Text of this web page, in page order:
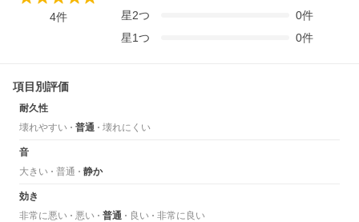
4件
星2つ 0件
星1つ 0件
項目別評価
耐久性
壊れやすい
普通 壊れにくい
音
大きい
普通 静か
効き
非常に悪い
悪い 普通 良い 非常に良い